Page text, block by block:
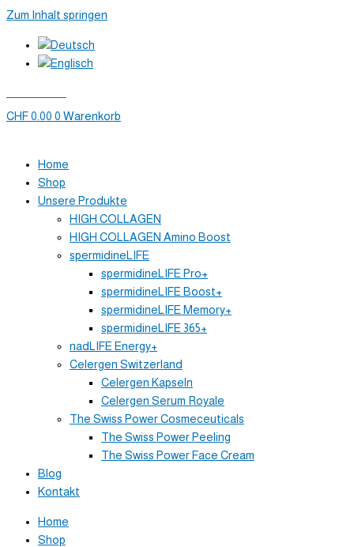
Zum Inhalt springen
CHF0.00 0 Warenkorb
Home
Shop
Unsere Produkte
HIGH COLLAGEN
HIGH COLLAGEN Amino Boost
spermidineLIFE
spermidineLIFE Pro+
spermidineLIFE Boost+
spermidineLIFE Memory+
spermidineLIFE 365+
nadLIFE Energy+
Celergen Switzerland
Celergen Kapseln
Celergen Serum Royale
The Swiss Power Cosmeceuticals
The Swiss Power Peeling
The Swiss Power Face Cream
Blog
Kontakt
Home
Shop